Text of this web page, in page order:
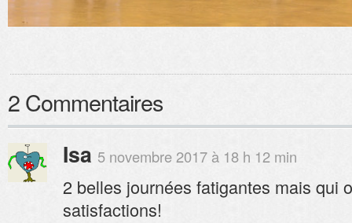
2 Commentaires
Isa 5 novembre 2017 à 18 h 12 min
2 belles journées fatigantes mais qui
satisfactions!